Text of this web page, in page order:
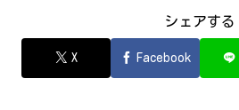
シェアする
X Facebook